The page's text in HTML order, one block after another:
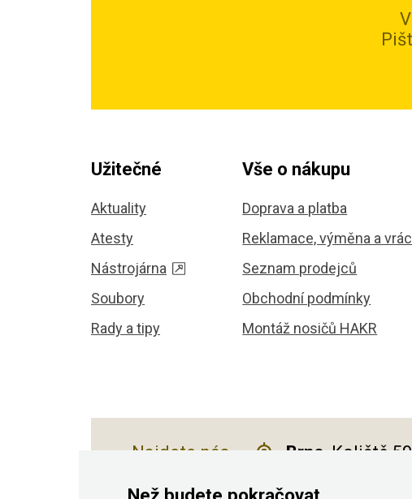
Užitečné
Aktuality
Atesty
Nástrojárna
Soubory
Rady a tipy
Vše o nákupu
Doprava a platba
Reklamace, výměna a
Seznam prodejců
Obchodní podmínky
Montáž nosičů HAKR
Najdete nás Brno, Koliště 59